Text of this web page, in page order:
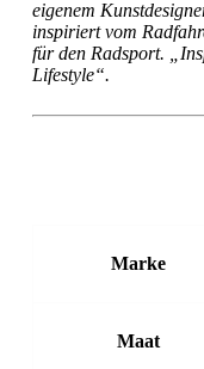
eigenem
inspiriert vom
für den Radsport.
Lifestyle“.
Marke
Maat